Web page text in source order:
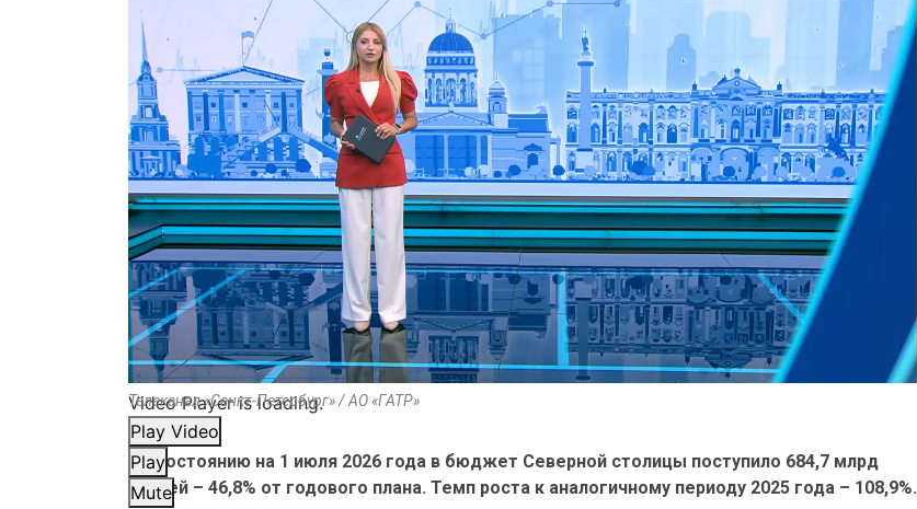
Video Player is loading.
Play Video
Play
Mute
Телеканал «Санкт-Петербург» / АО «ГАТР»
По состоянию на 1 июля 2026 года в бюджет Северной столицы поступило 684,7 млрд
рублей – 46,8% от годового плана. Темп роста к аналогичному периоду 2025 года – 108,9%.